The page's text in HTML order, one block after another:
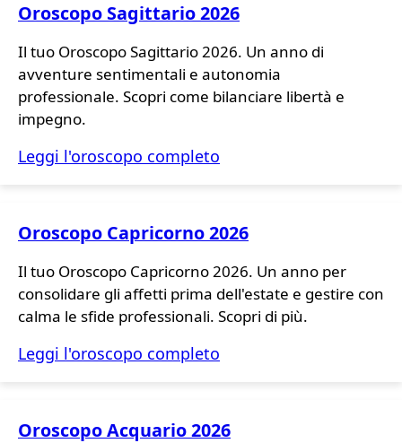
Oroscopo Sagittario 2026
Il tuo Oroscopo Sagittario 2026. Un anno di
avventure sentimentali e autonomia
professionale. Scopri come bilanciare libertà e
impegno.
Leggi l'oroscopo completo
Oroscopo Capricorno 2026
Il tuo Oroscopo Capricorno 2026. Un anno per
consolidare gli affetti prima dell'estate e gestire con
calma le sfide professionali. Scopri di più.
Leggi l'oroscopo completo
Oroscopo Acquario 2026